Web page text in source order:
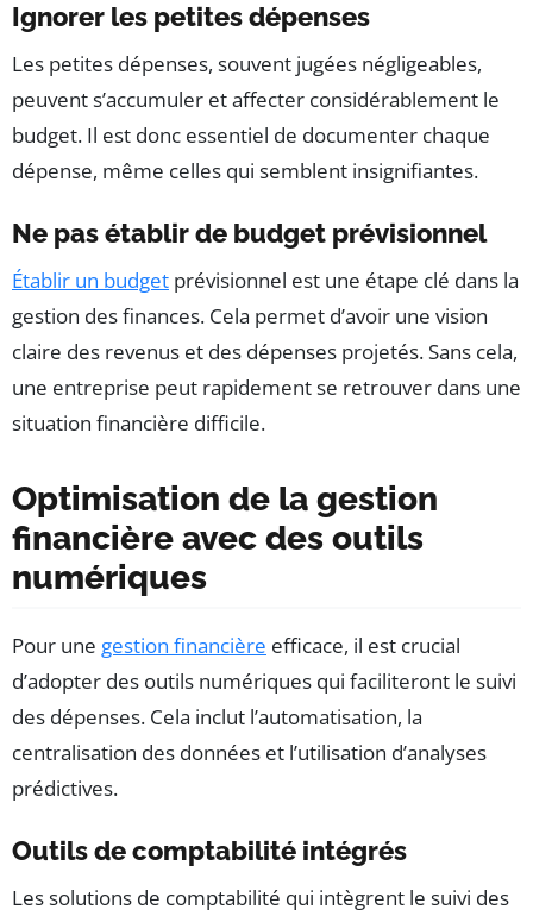
Ignorer les petites dépenses
Les petites dépenses, souvent jugées négligeables,
peuvent s’accumuler et affecter considérablement le
budget. Il est donc essentiel de documenter chaque
dépense, même celles qui semblent insignifiantes.
Ne pas établir de budget prévisionnel
Établir un budget prévisionnel est une étape clé dans la
gestion des finances. Cela permet d’avoir une vision
claire des revenus et des dépenses projetés. Sans cela,
une entreprise peut rapidement se retrouver dans une
situation financière difficile.
Optimisation de la gestion
financière avec des outils
numériques
Pour une gestion financière efficace, il est crucial
d’adopter des outils numériques qui faciliteront le suivi
des dépenses. Cela inclut l’automatisation, la
centralisation des données et l’utilisation d’analyses
prédictives.
Outils de comptabilité intégrés
Les solutions de comptabilité qui intègrent le suivi des